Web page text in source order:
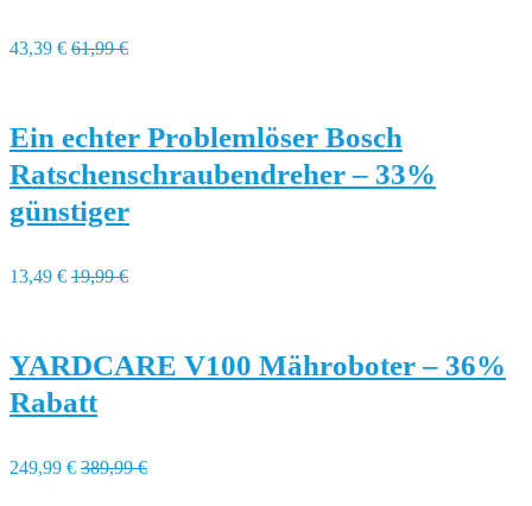
43,39 € 61,99 €
Ein echter Problemlöser Bosch
Ratschenschraubendreher – 33%
günstiger
13,49 € 19,99 €
YARDCARE V100 Mähroboter – 36%
Rabatt
249,99 € 389,99 €